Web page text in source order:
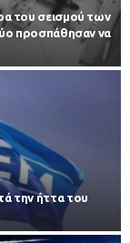
του σεισμού των
προσπάθησαν να
την ήττα του